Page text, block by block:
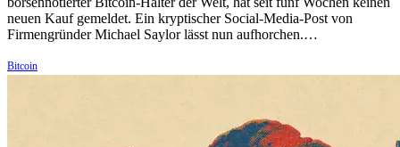
neuen Kauf gemeldet. Ein kryptischer Social-Media-Post von
Firmengründer Michael Saylor lässt nun aufhorchen.…
Bitcoin